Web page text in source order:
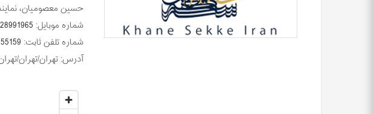
حسین معصومیان،
شماره موبایل:
شماره تلفن ثابت:
آدرس:تهران/تهران/تهران -